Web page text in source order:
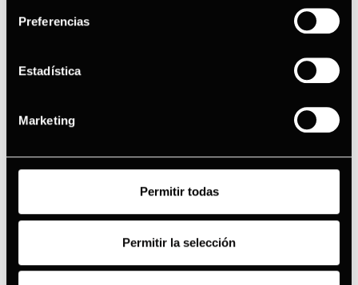
Preferencias
Estadística
Marketing
Permitir todas
Permitir la selección
efecto buena cara GERMINAL. Además, está dirigido a
efecto buena cara a la mañana siguiente. ¿Qué
beneficios se obtienen con lacrema GERMINAL Radiance
Night?
Protege a la piel del fotoenvejecimiento y del daño